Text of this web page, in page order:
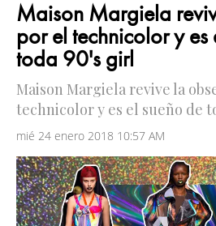
Maison Margiela
por el technicolor y es
toda 90's girl
Maison Margiela revive la
technicolor y es el sueño de
mié 24 enero 2018 10:57 AM